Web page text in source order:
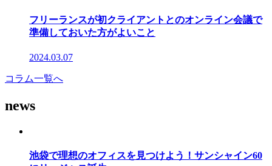
フリーランスが初クライアントとのオンライン会議で
準備しておいた方がよいこと
2024.03.07
コラム一覧へ
news
池袋で理想のオフィスを見つけよう！サンシャイン60